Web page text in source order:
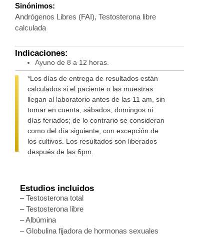
Sinónimos:
Andrógenos Libres (FAI), Testosterona libre
calculada
Indicaciones:
Ayuno de 8 a 12 horas.
*Los días de entrega de resultados están
calculados si el paciente o las muestras
llegan al laboratorio antes de las 11 am, sin
tomar en cuenta, sábados, domingos ni
días feriados; de lo contrario se consideran
como del día siguiente, con excepción de
los cultivos. Los resultados son liberados
después de las 6pm.
Estudios incluidos
– Testosterona total
– Testosterona libre
– Albúmina
– Globulina fijadora de hormonas sexuales